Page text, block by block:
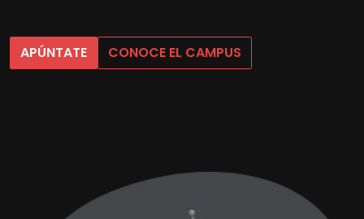
APÚNTATE CONOCE EL CAMPUS